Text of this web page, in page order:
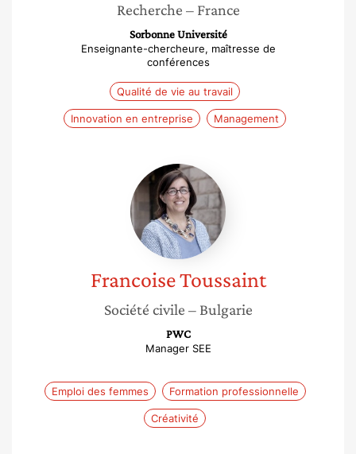
Recherche – France
Sorbonne Université
Enseignante-chercheure, maîtresse de
conférences
Qualité de vie au travail
Innovation en entreprise Management
Francoise
Toussaint
FrancoiseToussaint
Société civile – Bulgarie
PWC
Manager SEE
Emploi des femmes Formation professionnelle
Créativité